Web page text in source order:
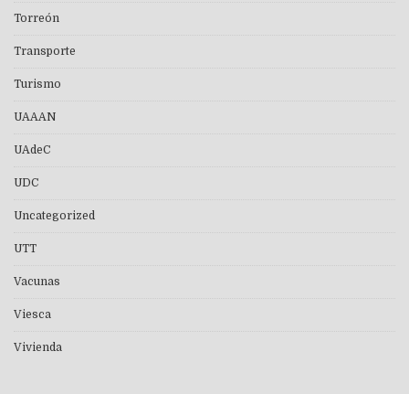
Torreón
Transporte
Turismo
UAAAN
UAdeC
UDC
Uncategorized
UTT
Vacunas
Viesca
Vivienda